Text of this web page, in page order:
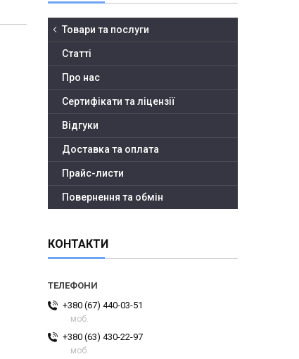
Товари та послуги
Статті
Про нас
Сертифікати та ліцензії
Відгуки
Доставка та оплата
Прайс-листи
Повернення та обмін
КОНТАКТИ
+380 (67) 440-03-51
моб.
+380 (63) 430-22-97
моб.